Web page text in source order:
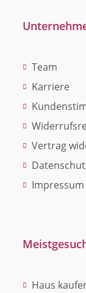
Team
Karriere
Vertrag
Impressum
Haus